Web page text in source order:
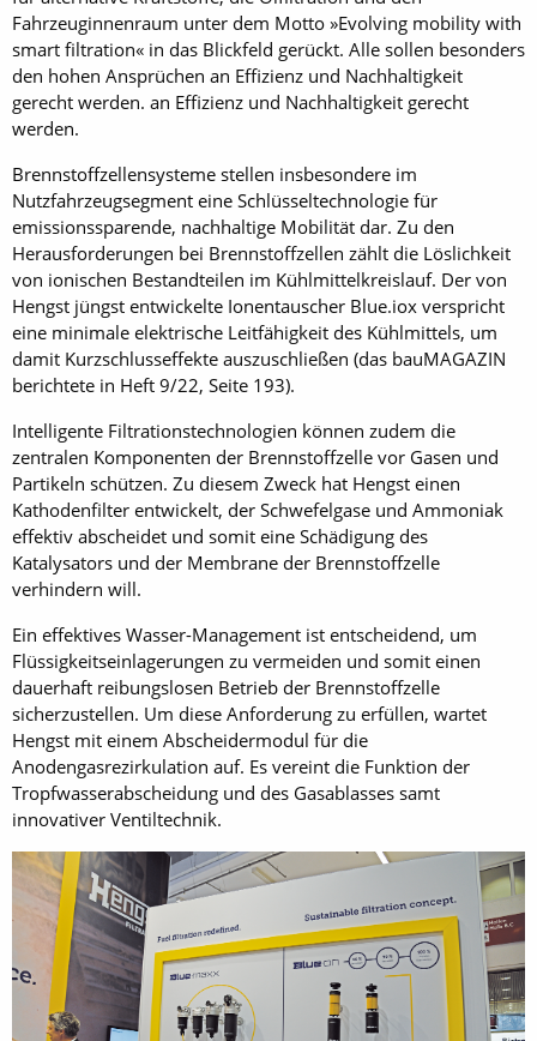
Fahrzeuginnenraum unter dem Motto »Evolving mobility with
smart filtration« in das Blickfeld gerückt. Alle sollen besonders
den hohen Ansprüchen an Effizienz und Nachhaltigkeit
gerecht werden. an Effizienz und Nachhaltigkeit gerecht
werden.
Brennstoffzellensysteme stellen insbesondere im
Nutzfahrzeugsegment eine Schlüsseltechnologie für
emissionssparende, nachhaltige Mobilität dar. Zu den
Herausforderungen bei Brennstoffzellen zählt die Löslichkeit
von ionischen Bestandteilen im Kühlmittelkreislauf. Der von
Hengst jüngst entwickelte Ionentauscher Blue.iox verspricht
eine minimale elektrische Leitfähigkeit des Kühlmittels, um
damit Kurzschlusseffekte auszuschließen (das bauMAGAZIN
berichtete in Heft 9/22, Seite 193).
Intelligente Filtrationstechnologien können zudem die
zentralen Komponenten der Brennstoffzelle vor Gasen und
Partikeln schützen. Zu diesem Zweck hat Hengst einen
Kathodenfilter entwickelt, der Schwefelgase und Ammoniak
effektiv abscheidet und somit eine Schädigung des
Katalysators und der Membrane der Brennstoffzelle
verhindern will.
Ein effektives Wasser-Management ist entscheidend, um
Flüssigkeitseinlagerungen zu vermeiden und somit einen
dauerhaft reibungslosen Betrieb der Brennstoffzelle
sicherzustellen. Um diese Anforderung zu erfüllen, wartet
Hengst mit einem Abscheidermodul für die
Anodengasrezirkulation auf. Es vereint die Funktion der
Tropfwasserabscheidung und des Gasablasses samt
innovativer Ventiltechnik.